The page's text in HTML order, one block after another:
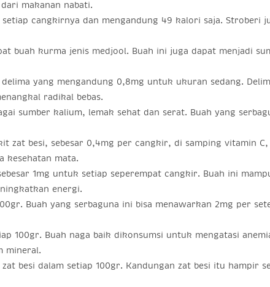
makanan nabati.
cangkirnya dan mengandung 49 kalori saja. Stroberi
buah kurma jenis medjool. Buah ini juga dapat menjadi
yang mengandung 0,8mg untuk ukuran sedang.
radikal bebas.
sumber kalium, lemak sehat dan serat. Buah yang
zat besi, sebesar 0,4mg per cangkir, di samping vitamin C,
kesehatan mata.
1mg untuk setiap seperempat cangkir. Buah ini
energi.
Buah yang serbaguna ini bisa menawarkan 2mg per
100gr. Buah naga baik dikonsumsi untuk mengatasi
mineral.
besi dalam setiap 100gr. Kandungan zat besi itu hampir